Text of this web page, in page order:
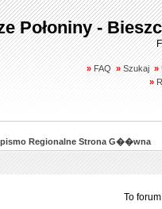
Połoniny -
» FAQ » Szukaj »
»
Regionalne Strona G��wna
To